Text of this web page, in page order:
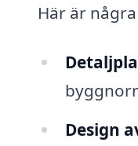
Här är
Design